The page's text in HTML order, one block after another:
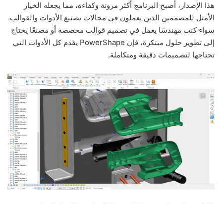
هذا الإصدار، أصبح البرنامج أكثر مرونة وكفاءة، مما يجعله الخيار
الأمثل للمصممين الذين يعملون في مجالات تصنيع الأدوات والقوالب.
سواء كنت مهندسًا يعمل في تصميم قوالب مخصصة أو مصنعًا يحتاج
إلى تطوير حلول مبتكرة، فإن PowerShape يقدم كل الأدوات التي
تحتاجها لتصميمات دقيقة ومتكاملة.